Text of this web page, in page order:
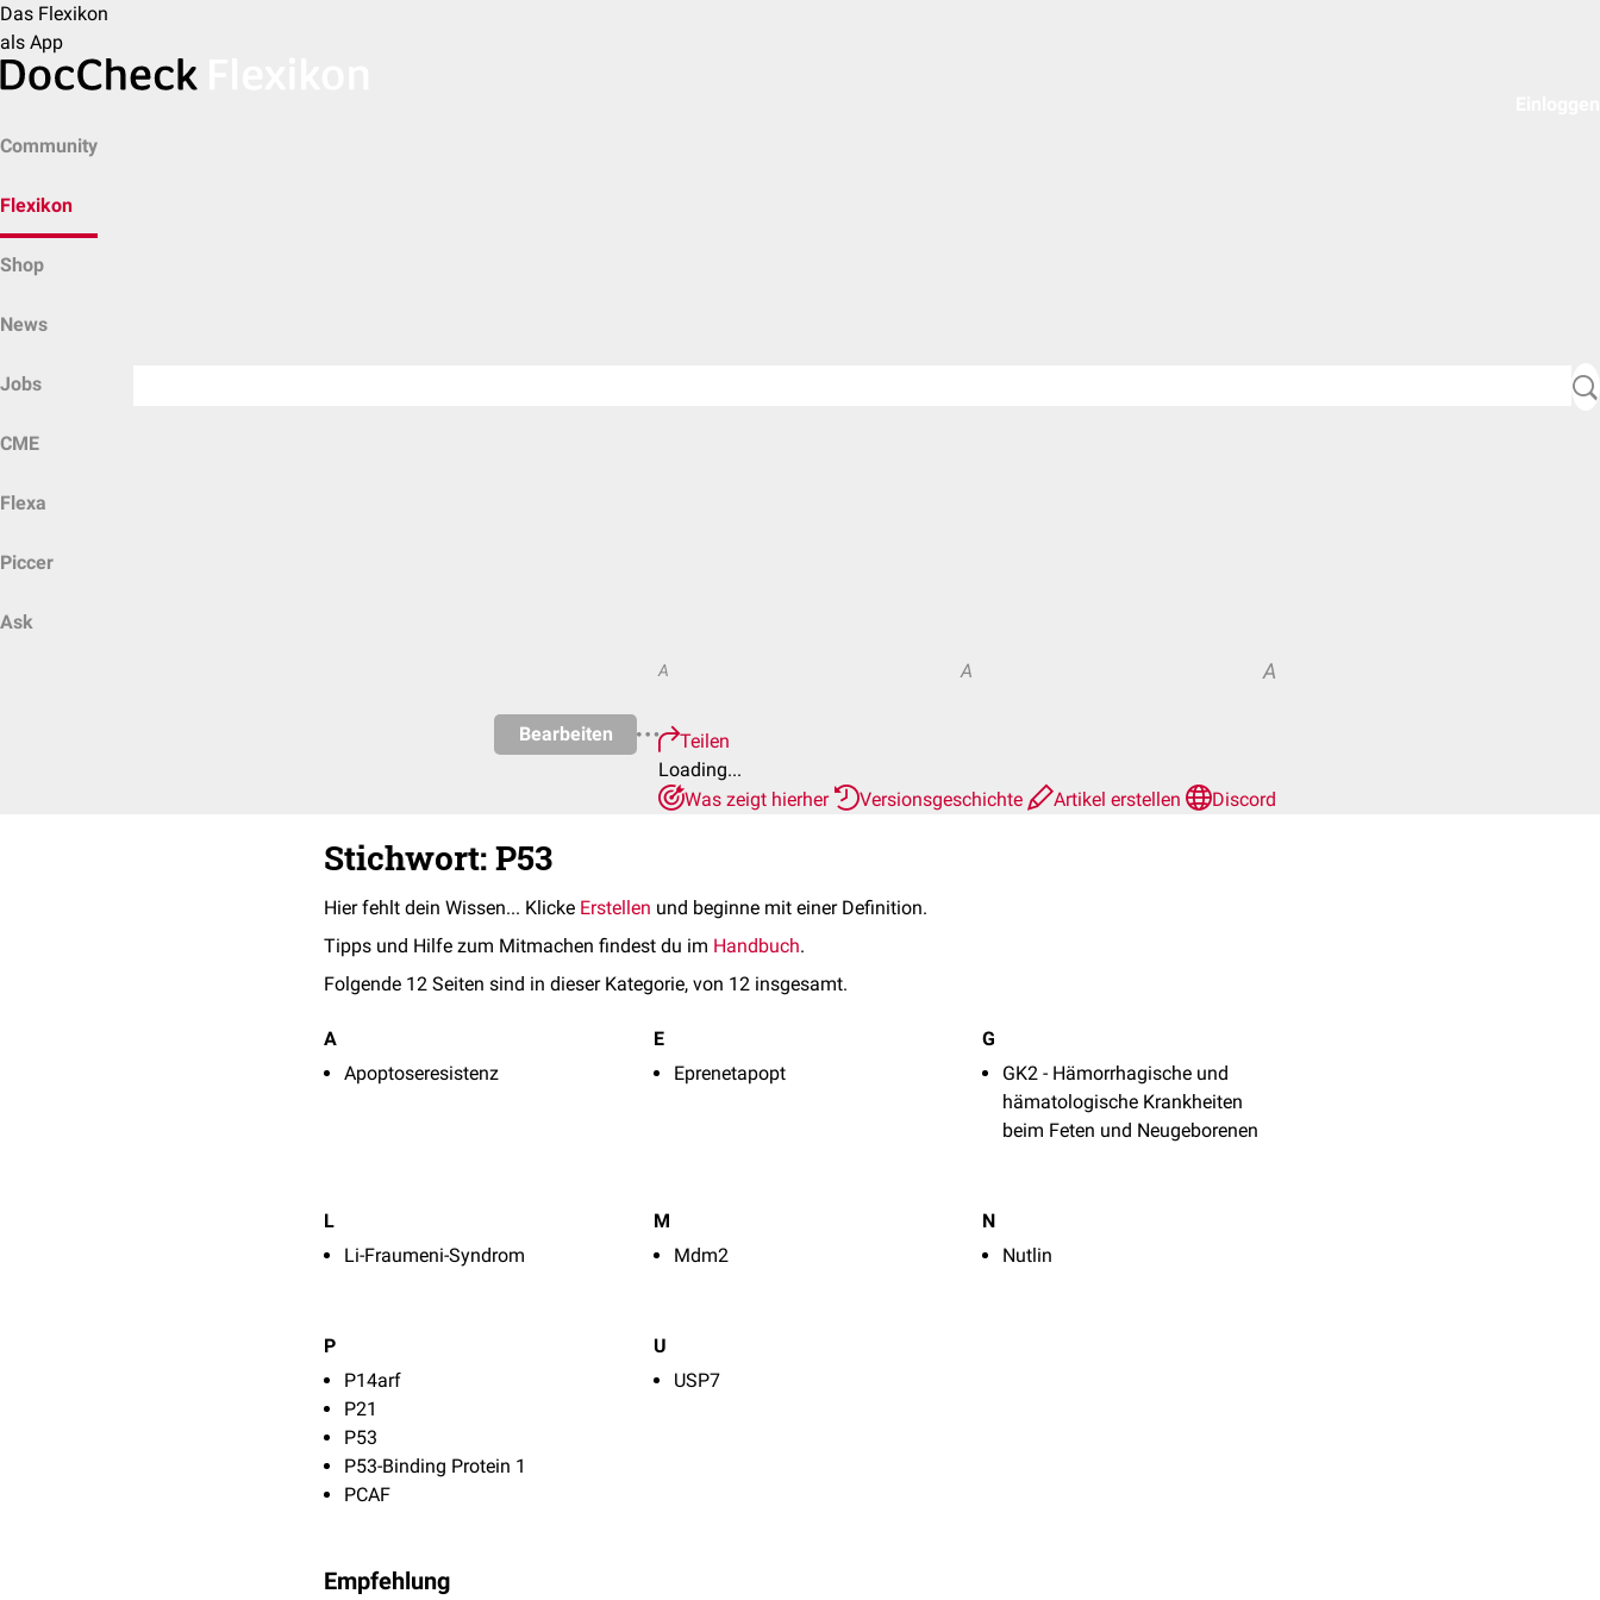
Das Flexikon
als App
Community
Flexikon
Shop
News
Jobs
CME
Flexa
Piccer
Ask
Bearbeiten
A A A
Teilen
Loading...
Was zeigt hierher
Versionsgeschichte Artikel erstellen Discord
Stichwort: P53
Hier fehlt dein Wissen... Klicke Erstellen und beginne mit einer Definition.
Tipps und Hilfe zum Mitmachen findest du im Handbuch.
Folgende 12 Seiten sind in dieser Kategorie, von 12 insgesamt.
A
Apoptoseresistenz
E
Eprenetapopt
G
GK2 - Hämorrhagische und
hämatologische Krankheiten
beim Feten und Neugeborenen
L
Li-Fraumeni-Syndrom
M
Mdm2
N
Nutlin
P
P14arf
P21
P53
P53-Binding Protein 1
PCAF
U
USP7
Empfehlung